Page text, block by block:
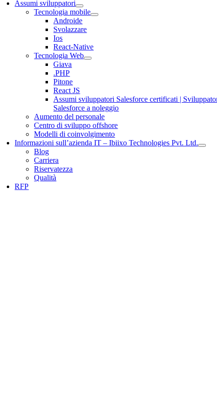
Assumi sviluppatori
Tecnologia mobile
Androide
Svolazzare
Ios
React-Native
Tecnologia Web
Giava
.PHP
Pitone
React JS
Assumi sviluppatori Salesforce certificati |
Salesforce a noleggio
Aumento del personale
Centro di sviluppo offshore
Modelli di coinvolgimento
Informazioni sull’azienda IT – Ibiixo Technologies Pvt. Ltd.
Blog
Carriera
Riservatezza
Qualità
RFP